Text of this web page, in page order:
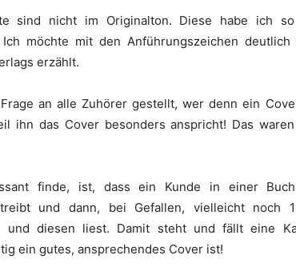
sind nicht im Originalton. Diese habe ich
möchte mit den Anführungszeichen
erzählt.
an alle Zuhörer gestellt, wer denn ein
ihn das Cover besonders anspricht! Das
finde, ist, dass ein Kunde in einer
und dann, bei Gefallen, vielleicht noch
und diesen liest. Damit steht und fällt eine
ein gutes, ansprechendes Cover ist!